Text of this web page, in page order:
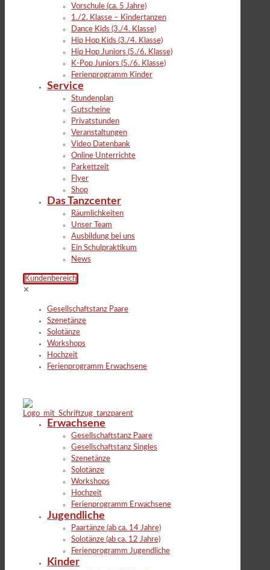
Vorschule (ca. 5 Jahre)
1./2. Klasse – Kindertanzen
Dance Kids (3./4. Klasse)
Hip Hop Kids (3./4. Klasse)
Hip Hop Juniors (5./6. Klasse)
K-Pop Juniors (5./6. Klasse)
Ferienprogramm Kinder
Service
Stundenplan
Gutscheine
Privatstunden
Veranstaltungen
Video Datenbank
Online Unterrichte
Parkettzeit
Flyer
Shop
Das Tanzcenter
Räumlichkeiten
Unser Team
Ausbildung bei uns
Ein Schulpraktikum
News
Kundenbereich
✕
Gesellschaftstanz Paare
Szenetänze
Solotänze
Workshops
Hochzeit
Ferienprogramm Erwachsene
Erwachsene
Gesellschaftstanz Paare
Gesellschaftstanz Singles
Szenetänze
Solotänze
Workshops
Hochzeit
Ferienprogramm Erwachsene
Jugendliche
Paartänze (ab ca. 14 Jahre)
Solotänze (ab ca. 12 Jahre)
Ferienprogramm Jugendliche
Kinder